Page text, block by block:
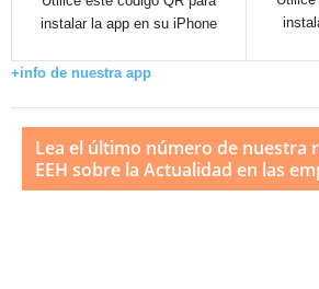
instalar la app en su iPhone
+info de nuestra app
Lea el último número de nuestra
EEH sobre la Actualidad en las